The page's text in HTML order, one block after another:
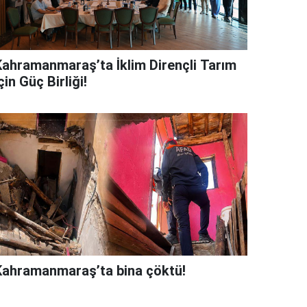
İklim Dirençli Tarım
Güç Birliği!
bina çöktü!